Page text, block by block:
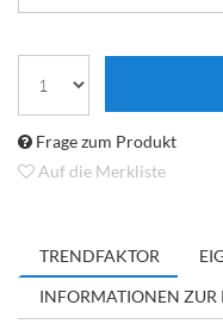
Frage zum Produkt
Auf die Merkliste
TRENDFAKTOR
INFORMATIONEN ZUR